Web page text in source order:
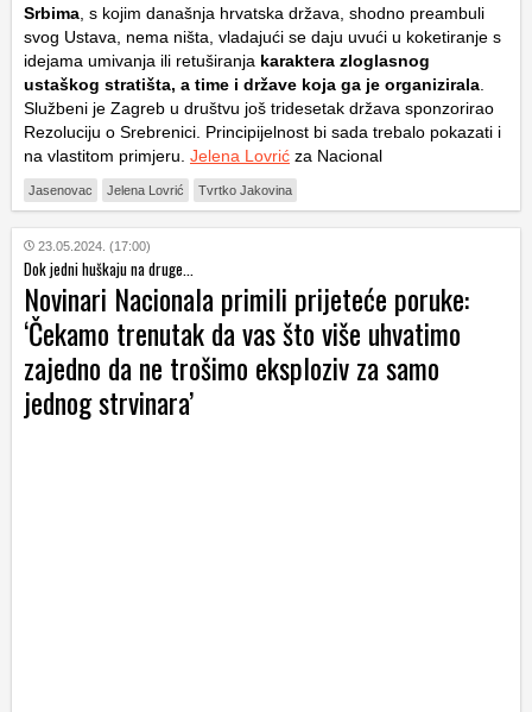
Srbima , s kojim današnja hrvatska država, shodno preambuli
svog Ustava, nema ništa, vladajući se daju uvući u koketiranje s
idejama umivanja ili retuširanja karaktera zloglasnog
ustaškog stratišta, a time i države koja ga je organizirala
Službeni je Zagreb u društvu još tridesetak država sponzorirao
Rezoluciju o Srebrenici. Principijelnost bi sada trebalo pokazati i
na vlastitom primjeru. Jelena Lovrić za Nacional
Jasenovac Jelena Lovrić Tvrtko Jakovina
23.05.2024. (17:00)
Dok jedni huškaju na druge...
Novinari Nacionala primili prijeteće poruke:
‘Čekamo trenutak da vas što više uhvatimo
zajedno da ne trošimo eksploziv za samo
jednog strvinara’